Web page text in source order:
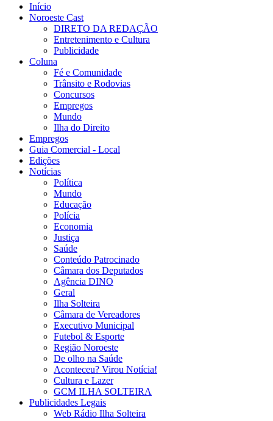
Início
Noroeste Cast
DIRETO DA REDAÇÃO
Entretenimento e Cultura
Publicidade
Coluna
Fé e Comunidade
Trânsito e Rodovias
Concursos
Empregos
Mundo
Ilha do Direito
Empregos
Guia Comercial - Local
Edições
Notícias
Política
Mundo
Educação
Polícia
Economia
Justiça
Saúde
Conteúdo Patrocinado
Câmara dos Deputados
Agência DINO
Geral
Ilha Solteira
Câmara de Vereadores
Executivo Municipal
Futebol & Esporte
Região Noroeste
De olho na Saúde
Aconteceu? Virou Notícia!
Cultura e Lazer
GCM ILHA SOLTEIRA
Publicidades Legais
Web Rádio Ilha Solteira